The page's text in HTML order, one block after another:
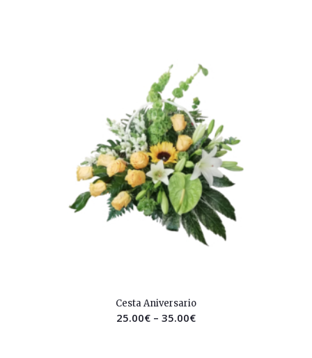
Cesta Aniversario
25.00€– 35.00€